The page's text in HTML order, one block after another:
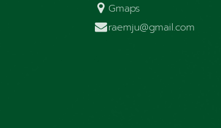
Gmaps
raemju@gmail.com